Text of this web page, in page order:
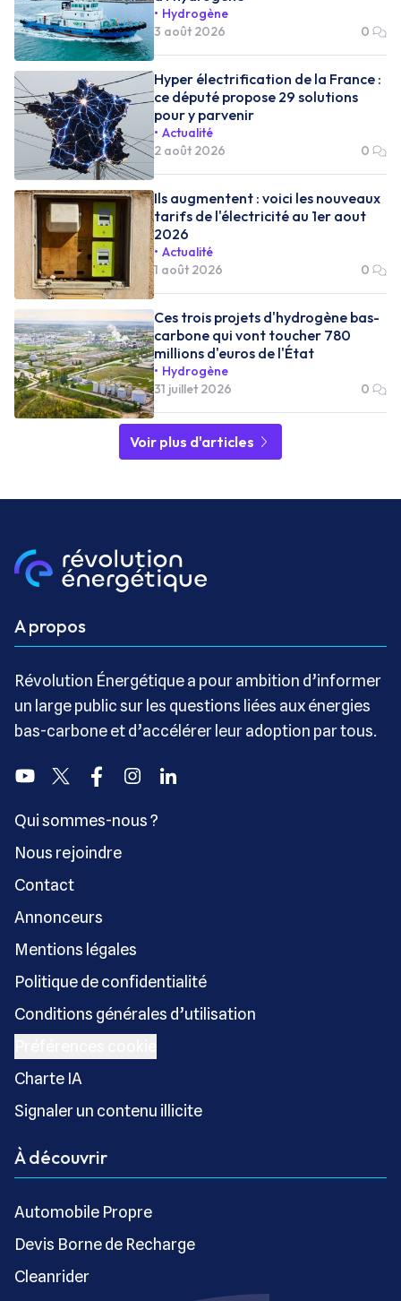
Hydrogène
3 août 2026
0
Hyper électrification de la France :
ce député propose 29 solutions
pour y parvenir
Actualité
2 août 2026
0
Ils augmentent : voici les nouveaux
tarifs de l'électricité au 1er aout
2026
Actualité
1 août 2026
0
Ces trois projets d'hydrogène bas-
carbone qui vont toucher 780
millions d'euros de l'État
Hydrogène
31 juillet 2026
0
Voir plus d'articles
A propos
Révolution Énergétique a pour ambition d’informer
un large public sur les questions liées aux énergies
bas-carbone et d’accélérer leur adoption par tous.
YoutubeTwitter FacebookInstagramLinkedin
Qui sommes-nous ?
Nous rejoindre
Contact
Annonceurs
Mentions légales
Politique de confidentialité
Conditions générales d’utilisation
Charte IA
Signaler un contenu illicite
À découvrir
Automobile Propre
Devis Borne de Recharge
Cleanrider